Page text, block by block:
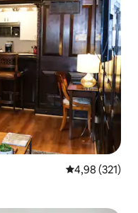
Évaluation
4,98 (321)